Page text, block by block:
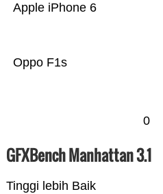
Oppo F1s
Apple iPhone 6
0
GFXBench Manhattan 3.1
Tinggi lebih Baik